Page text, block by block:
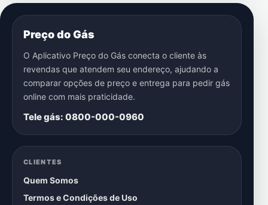
Preço do Gás
O Aplicativo Preço do Gás conecta o cliente às
revendas que atendem seu endereço, ajudando a
comparar opções de preço e entrega para pedir gás
online com mais praticidade.
Tele gás: 0800-000-0960
CLIENTES
Quem Somos
Termos e Condições de Uso